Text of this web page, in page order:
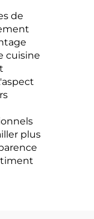
de
cuisine
plus